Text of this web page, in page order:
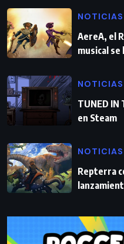
NOTICIAS
AereA, el
musical se
NOTICIAS
TUNED
en Steam
NOTICIAS
Repterra